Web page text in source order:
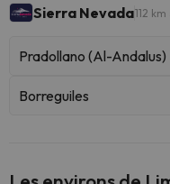
Sierra Nevada112
Pradollano (Al-Andalus)
Borreguiles